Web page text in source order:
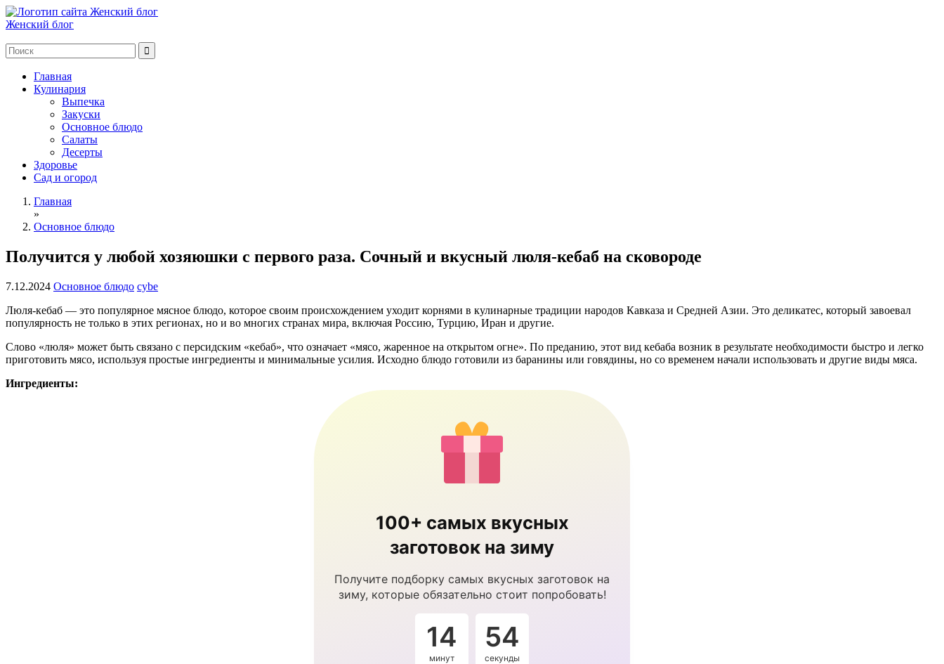
Женский блог
Главная
Кулинария
Выпечка
Закуски
Основное блюдо
Салаты
Десерты
Здоровье
Сад и огород
Главная
»
Основное блюдо
Получится у любой хозяюшки с первого раза. Сочный и вкусный люля-кебаб на сковороде
7.12.2024 Основное блюдо cybe
Люля-кебаб — это популярное мясное блюдо, которое своим происхождением уходит корнями в кулинарные традиции народов Кавказа и Средней Азии. Это деликатес, который завоевал
популярность не только в этих регионах, но и во многих странах мира, включая Россию, Турцию, Иран и другие.
Слово «люля» может быть связано с персидским «кебаб», что означает «мясо, жаренное на открытом огне». По преданию, этот вид кебаба возник в результате необходимости быстро и легко
приготовить мясо, используя простые ингредиенты и минимальные усилия. Исходно блюдо готовили из баранины или говядины, но со временем начали использовать и другие виды мяса.
Ингредиенты:
100+ самых вкусных
заготовок на зиму
Получите подборку самых вкусных заготовок на
зиму, которые обязательно стоит попробовать!
14
минут
54
секунды